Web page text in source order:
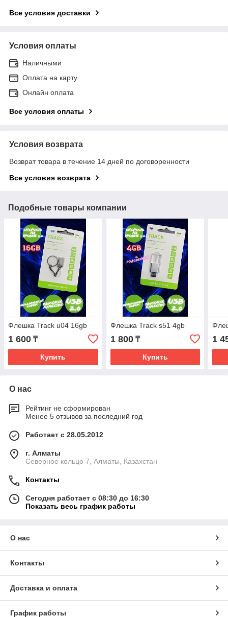
Все условия доставки
Условия оплаты
Наличными
Оплата на карту
Онлайн оплата
Все условия оплаты
Условия возврата
Возврат товара в течение 14 дней по договоренности
Все условия возврата
Подобные товары компании
Флешка Track u04 16gb
1 600 ₸
Купить
Флешка Track s51 4gb
1 800₸
Купить
1
О нас
Рейтинг не сформирован
Менее 5 отзывов за последний год
Работает с 28.05.2012
г. Алматы
Северное кольцо 7, Алматы, Казахстан
Контакты
Сегодня работает с 08:30 до 16:30
Показать весь график работы
О нас
Контакты
Доставка и оплата
График работы